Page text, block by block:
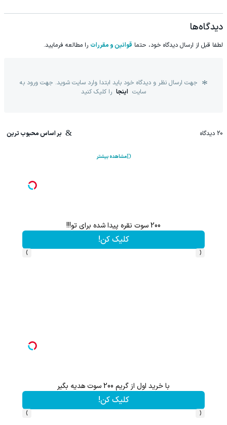
دیدگاه‌ها
لطفا قبل از ارسال دیدگاه خود، حتما قوانین و مقررات را مطالعه فرمایید.
جهت ارسال نظر و دیدگاه خود باید ابتدا وارد سایت شوید. جهت ورود به
سایت اینجا را کلیک کنید
20 دیدگاه بر اساس محبوب ترین
مشاهده بیشتر
تنها در کمتر از 3ماه موهای پرپشت به خود هدیه دهید🌱شامپوجلبک40%تخفیف
‹
›
گردونه شانس بدون پوچ از PS5 تا آیفون17 و 1000دلار جایزه 🔥
‹
›